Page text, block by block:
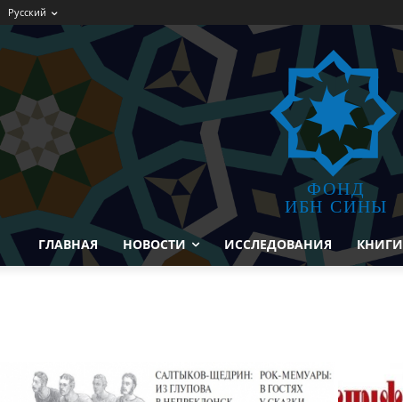
Русский
ФОНД
ИБН СИНЫ
ГЛАВНАЯ НОВОСТИ ИССЛЕДОВАНИЯ КНИГИ